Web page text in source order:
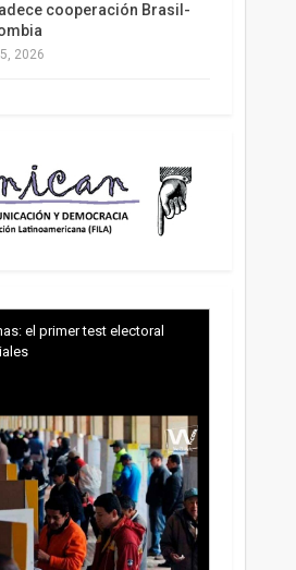
cooperación Brasil-
2026
el primer test electoral